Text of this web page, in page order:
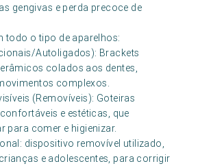
gengivas e perda precoce de
todo o tipo de aparelhos:
Autoligados): Brackets
colados aos dentes,
complexos.
(Removíveis): Goteiras
e estéticas, que
para comer e higienizar.
dispositivo removível utilizado,
e adolescentes, para corrigir